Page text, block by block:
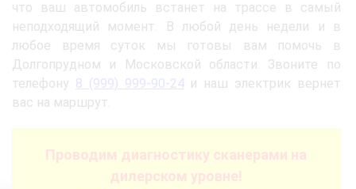
что ваш автомобиль встанет на трассе в самый
неподходящий момент. В любой день недели и в
любое время суток мы готовы вам помочь в
Долгопрудном и Московской области. Звоните по
телефону 8 (999) 999-90-24и наш электрик вернет
вас на маршрут.
Проводим диагностику сканерами на
дилерском уровне!